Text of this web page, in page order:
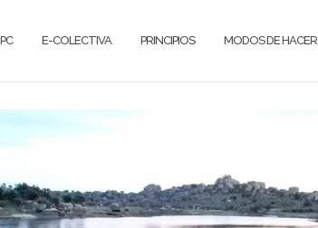
E-COLECTIVA PRINCIPIOS MODOS DE HACER